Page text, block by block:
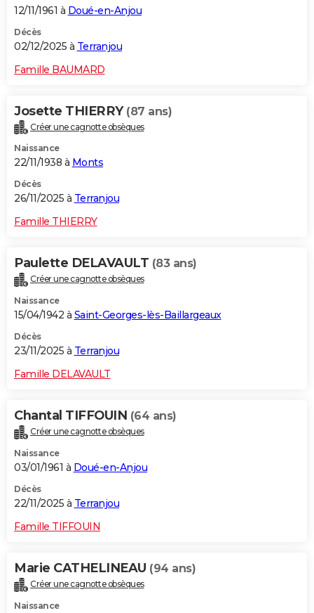
12/11/1961 à Doué-en-Anjou
Décès
02/12/2025 à Terranjou
Famille BAUMARD
Josette THIERRY (87 ans)
Créer une cagnotte obsèques
Naissance
22/11/1938 à Monts
Décès
26/11/2025 à Terranjou
Famille THIERRY
Paulette DELAVAULT (83 ans)
Créer une cagnotte obsèques
Naissance
15/04/1942 à Saint-Georges-lès-Baillargeaux
Décès
23/11/2025 à Terranjou
Famille DELAVAULT
Chantal TIFFOUIN (64 ans)
Créer une cagnotte obsèques
Naissance
03/01/1961 à Doué-en-Anjou
Décès
22/11/2025 à Terranjou
Famille TIFFOUIN
Marie CATHELINEAU (94 ans)
Créer une cagnotte obsèques
Naissance